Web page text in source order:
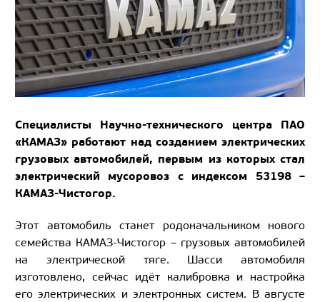
Специалисты Научно-технического центра ПАО
«КАМАЗ» работают над созданием электрических
грузовых автомобилей, первым из которых стал
электрический мусоровоз с индексом 53198 –
КАМАЗ-Чистогор.
Этот автомобиль станет родоначальником нового
семейства КАМАЗ-Чистогор – грузовых автомобилей
на электрической тяге. Шасси автомобиля
изготовлено, сейчас идёт калибровка и настройка
его электрических и электронных систем. В августе